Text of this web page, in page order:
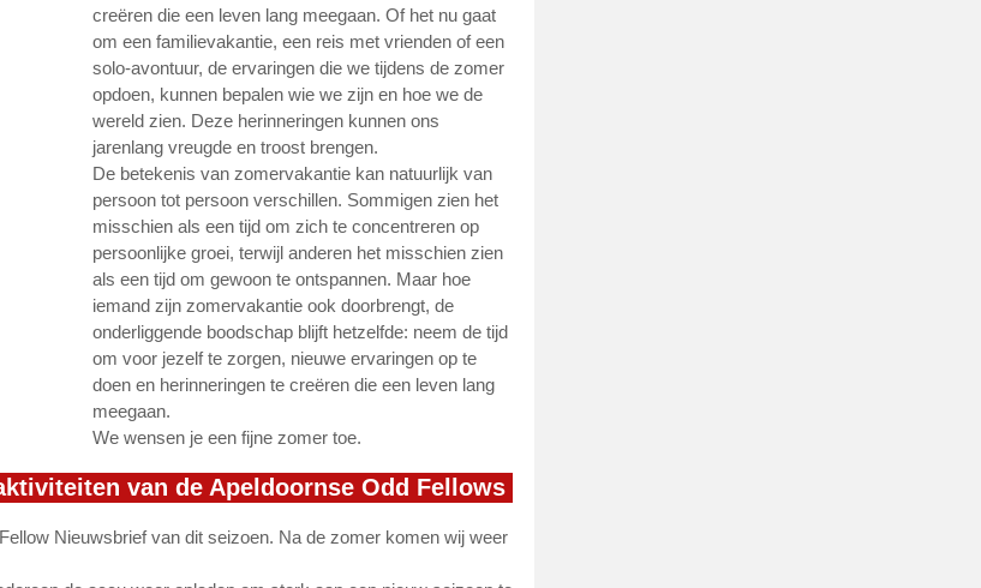
creëren die een leven lang meegaan. Of het nu gaat
om een ​​familievakantie, een reis met vrienden of een
solo-avontuur, de ervaringen die we tijdens de zomer
opdoen, kunnen bepalen wie we zijn en hoe we de
wereld zien. Deze herinneringen kunnen ons
jarenlang vreugde en troost brengen.
De betekenis van zomervakantie kan natuurlijk van
persoon tot persoon verschillen. Sommigen zien het
misschien als een tijd om zich te concentreren op
persoonlijke groei, terwijl anderen het misschien zien
als een tijd om gewoon te ontspannen. Maar hoe
iemand zijn zomervakantie ook doorbrengt, de
onderliggende boodschap blijft hetzelfde: neem de tijd
om voor jezelf te zorgen, nieuwe ervaringen op te
doen en herinneringen te creëren die een leven lang
meegaan.
We wensen je een fijne zomer toe.
van de Apeldoornse Odd Fellows
Nieuwsbrief van dit seizoen. Na de zomer komen wij weer